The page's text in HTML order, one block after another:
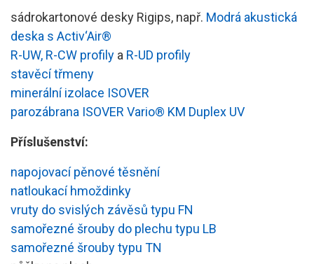
sádrokartonové desky Rigips, např. Modrá akustická
deska s Activ‘Air®
R-UW, R-CW profily a R-UD profily
stavěcí třmeny
minerální izolace ISOVER
parozábrana ISOVER Vario® KM Duplex UV
Příslušenství:
napojovací pěnové těsnění
natloukací hmoždinky
vruty do svislých závěsů typu FN
samořezné šrouby do plechu typu LB
samořezné šrouby typu TN